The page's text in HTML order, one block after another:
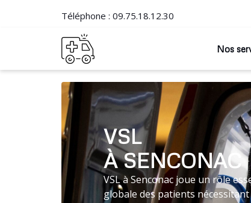
Téléphone : 09.75.18.12.30
Nos
VSL
À SENCONAC
VSL à Senconac joue un rôle
globale des patients